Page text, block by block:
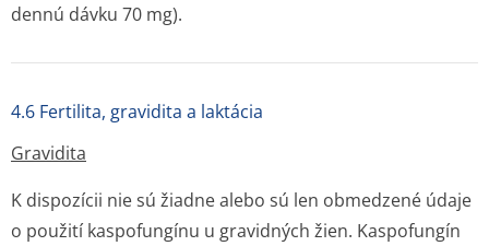
dennú dávku 70 mg).
4.6 Fertilita, gravidita a laktácia
Gravidita
K dispozícii nie sú žiadne alebo sú len obmedzené údaje
o použití kaspofungínu u gravidných žien. Kaspofungín